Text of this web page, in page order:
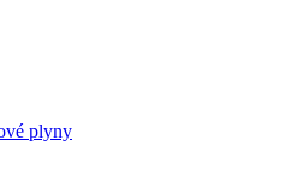
plyny